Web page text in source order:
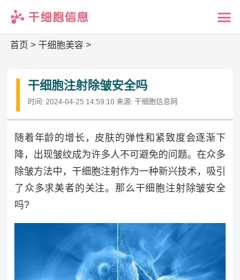
首页 > 干细胞美容 >
干细胞注射除皱安全吗
时间: 2024-04-25 14:59:10 来源: 干细胞信息网
随着年龄的增长，皮肤的弹性和紧致度会逐渐下
降，出现皱纹成为许多人不可避免的问题。在众多
除皱方法中，干细胞注射作为一种新兴技术，吸引
了众多求美者的关注。那么干细胞注射除皱安全
吗?